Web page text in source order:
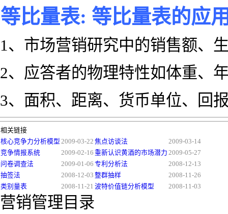
等比量表: 等比量表的应
1、市场营销研究中的销售额、
2、应答者的物理特性如体重、
3、面积、距离、货币单位、回
相关链接
核心竞争力分析模型 2009-03-22 焦点访谈法
2009-03-14
竞争情报系统
2009-02-16 重新认识黄酒的市场潜力 2009-05-27
问卷调查法
2009-01-06 专利分析法
2008-12-13
抽签法
2008-12-03 整群抽样
2008-11-26
类别量表
2008-11-21 波特价值链分析模型 2008-11-03
营销管理目录